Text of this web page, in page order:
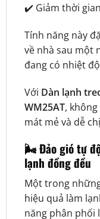
✔️ Giảm thời
Tính năng này
về nhà sau một
đang có nhiệt
Với Dàn lạnh
WM25AT,
mát mẻ và dễ
🌬️ Đảo gió tự
lạnh đồng đều
Một trong
hiệu quả làm
năng phân phối